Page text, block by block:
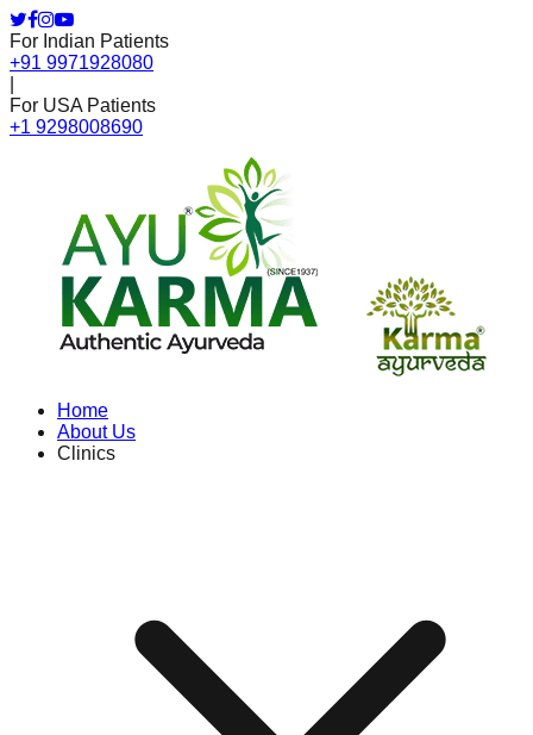
For Indian Patients
+91 9971928080
For USA Patients
+1 9298008690
Home
About Us
Clinics